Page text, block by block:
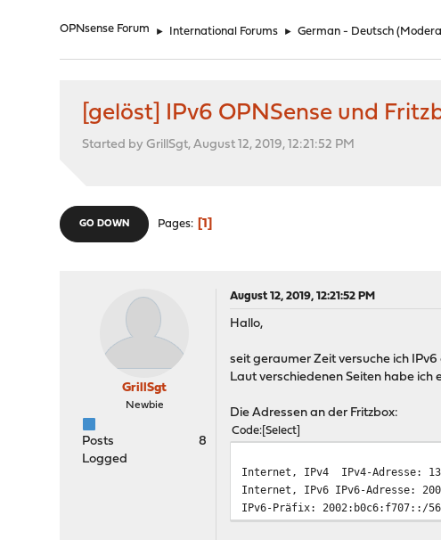
OPNsense Forum ► International Forums ► German - Deutsch
[gelöst] IPv6 OPNSense und
Started by GrillSgt, August 12, 2019, 12:21:52 PM
GO DOWN Pages 1
GrillSgt
Newbie
Posts
8
Logged
August 12, 2019, 12:21:52 PM
Hallo,
seit geraumer Zeit versuche ich
Laut verschiedenen Seiten habe
Die Adressen an der Fritzbox:
Code Select
Internet, IPv4
IPv4-Adresse:
Internet, IPv6 IPv6-Adresse:
IPv6-Präfix: 2002:b0c6:f707::/